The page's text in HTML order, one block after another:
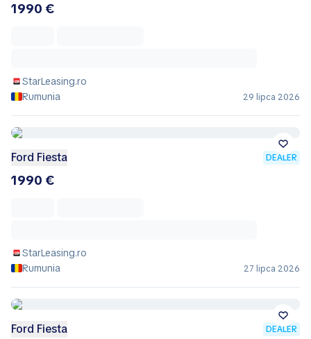
1990 €
StarLeasing.ro
Rumunia
29 lipca 2026
Ford Fiesta DEALER
1990 €
StarLeasing.ro
Rumunia
27 lipca 2026
Ford Fiesta DEALER